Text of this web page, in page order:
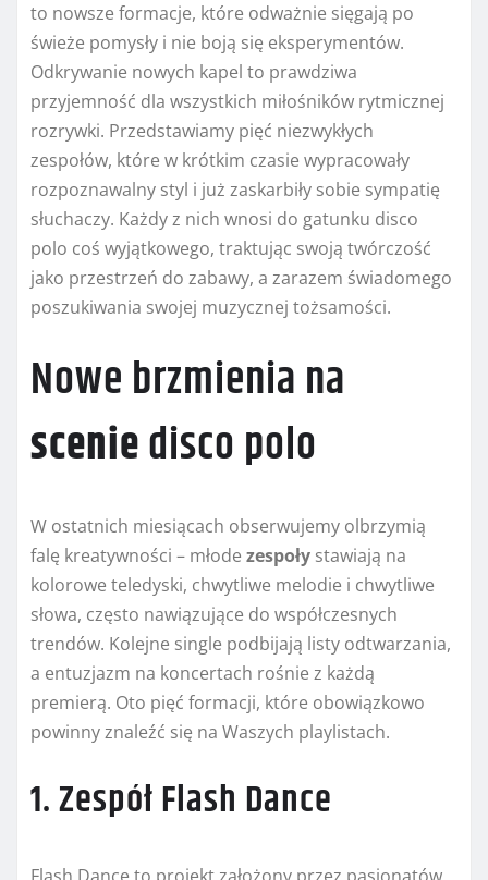
to nowsze formacje, które odważnie sięgają po
świeże pomysły i nie boją się eksperymentów.
Odkrywanie nowych kapel to prawdziwa
przyjemność dla wszystkich miłośników rytmicznej
rozrywki. Przedstawiamy pięć niezwykłych
zespołów, które w krótkim czasie wypracowały
rozpoznawalny styl i już zaskarbiły sobie sympatię
słuchaczy. Każdy z nich wnosi do gatunku disco
polo coś wyjątkowego, traktując swoją twórczość
jako przestrzeń do zabawy, a zarazem świadomego
poszukiwania swojej muzycznej tożsamości.
Nowe brzmienia na
sceniedisco polo
W ostatnich miesiącach obserwujemy olbrzymią
falę kreatywności – młode zespoły stawiają na
kolorowe teledyski, chwytliwe melodie i chwytliwe
słowa, często nawiązujące do współczesnych
trendów. Kolejne single podbijają listy odtwarzania,
a entuzjazm na koncertach rośnie z każdą
premierą. Oto pięć formacji, które obowiązkowo
powinny znaleźć się na Waszych playlistach.
1. Zespół Flash Dance